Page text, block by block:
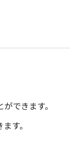
できます。
す。